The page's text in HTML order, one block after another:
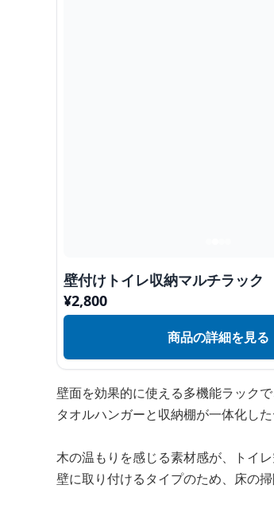
壁付けトイレ収納マルチラック
¥2,800
商品の詳細を見る
壁面を効果的に使える多機能ラック
タオルハンガーと収納棚が一体化し
木の温もりを感じる素材感が、トイ
壁に取り付けるタイプのため、床の